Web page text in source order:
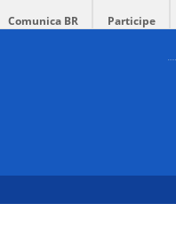
Comunica BR Participe